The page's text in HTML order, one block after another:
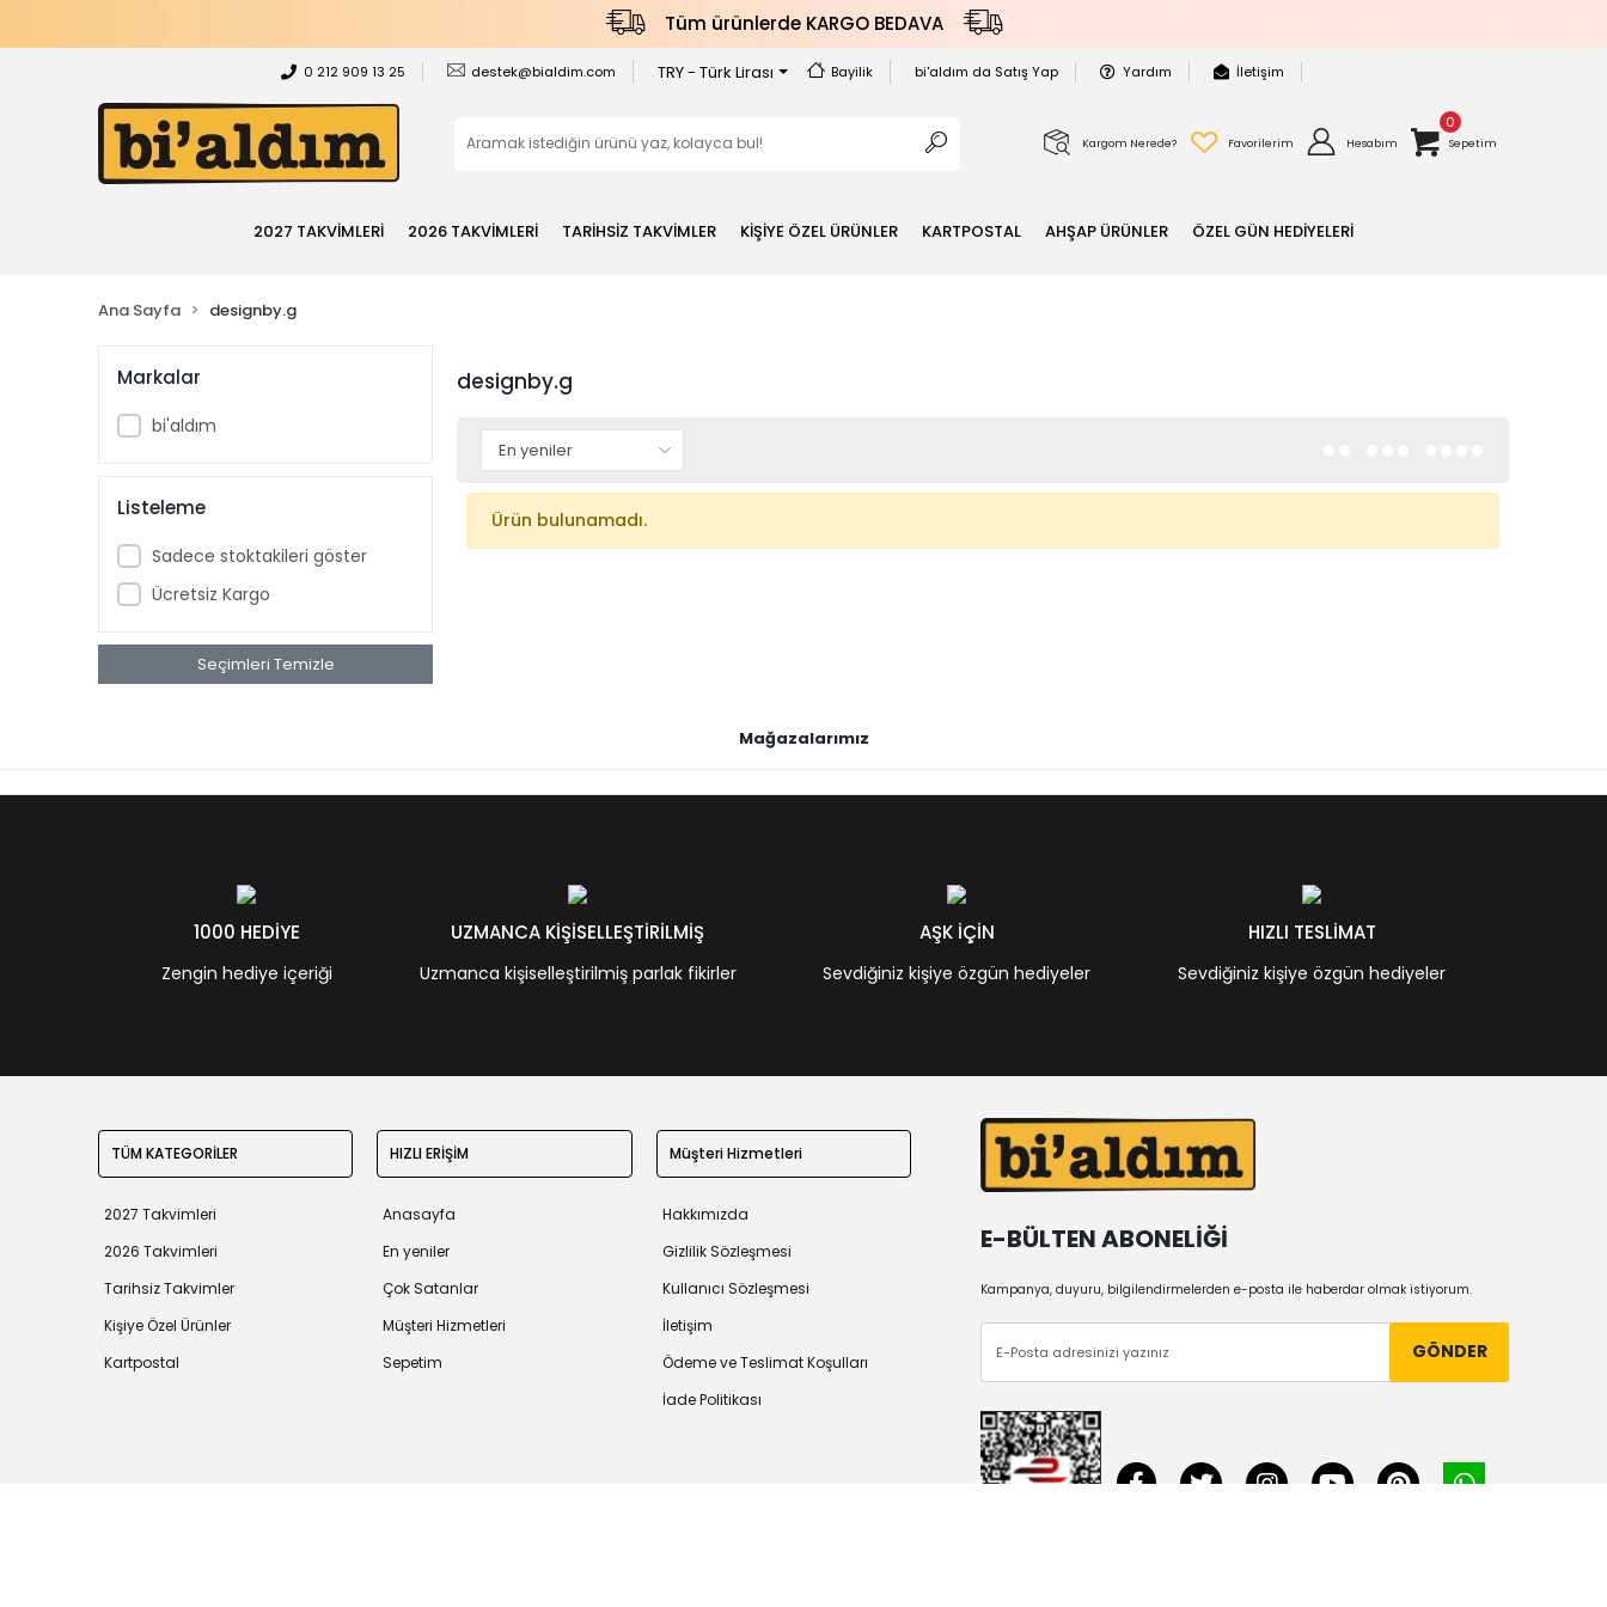
Tüm ürünlerde KARGO BEDAVA
0 212 909 13 25 destek@bialdim.com TRY - Türk Lirası Bayilik bi'aldım da Satış Yap Yardım İletişim
Kargom Nerede? Favorilerim Hesabım
0
Sepetim
2027 TAKVİMLERİ 2026 TAKVİMLERİ TARİHSİZ TAKVİMLER KİŞİYE ÖZEL ÜRÜNLER KARTPOSTAL AHŞAP ÜRÜNLER ÖZEL GÜN HEDİYELERİ
Ana Sayfa designby.g
Markalar
bi'aldım
Listeleme
Sadece stoktakileri göster
Ücretsiz Kargo
Seçimleri Temizle
designby.g
Ürün bulunamadı.
Mağazalarımız
1000 HEDİYE
Zengin hediye içeriği
UZMANCA KİŞİSELLEŞTİRİLMİŞ
Uzmanca kişiselleştirilmiş parlak fikirler
AŞK İÇİN
Sevdiğiniz kişiye özgün hediyeler
HIZLI TESLİMAT
Sevdiğiniz kişiye özgün hediyeler
TÜM KATEGORİLER
2027 Takvimleri
2026 Takvimleri
Tarihsiz Takvimler
Kişiye Özel Ürünler
Kartpostal
HIZLI ERİŞİM
Anasayfa
En yeniler
Çok Satanlar
Müşteri Hizmetleri
Sepetim
Müşteri Hizmetleri
Hakkımızda
Gizlilik Sözleşmesi
Kullanıcı Sözleşmesi
İletişim
Ödeme ve Teslimat Koşulları
İade Politikası
E-BÜLTEN ABONELİĞİ
Kampanya, duyuru, bilgilendirmelerden e-posta ile haberdar olmak istiyorum.
GÖNDER